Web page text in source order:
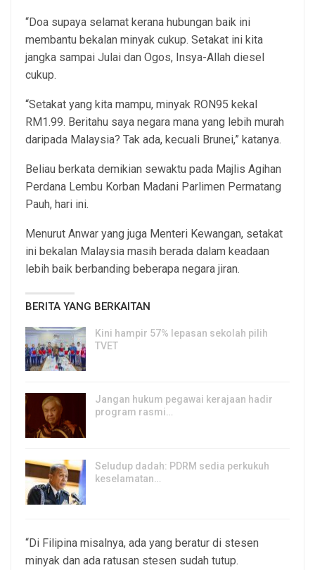
“Doa supaya selamat kerana hubungan baik ini
membantu bekalan minyak cukup. Setakat ini kita
jangka sampai Julai dan Ogos, Insya-Allah diesel
cukup.
“Setakat yang kita mampu, minyak RON95 kekal
RM1.99. Beritahu saya negara mana yang lebih murah
daripada Malaysia? Tak ada, kecuali Brunei,” katanya.
Beliau berkata demikian sewaktu pada Majlis Agihan
Perdana Lembu Korban Madani Parlimen Permatang
Pauh, hari ini.
Menurut Anwar yang juga Menteri Kewangan, setakat
ini bekalan Malaysia masih berada dalam keadaan
lebih baik berbanding beberapa negara jiran.
BERITA YANG BERKAITAN
Kini hampir 57% lepasan sekolah pilih
TVET
Jangan hukum pegawai kerajaan hadir
program rasmi…
Seludup dadah: PDRM sedia perkukuh
keselamatan…
“Di Filipina misalnya, ada yang beratur di stesen
minyak dan ada ratusan stesen sudah tutup.